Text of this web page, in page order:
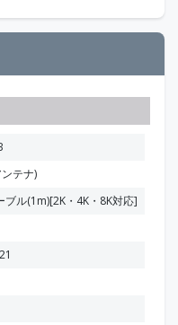
テナ)
ブル(1m)[2K・4K・8K対応]